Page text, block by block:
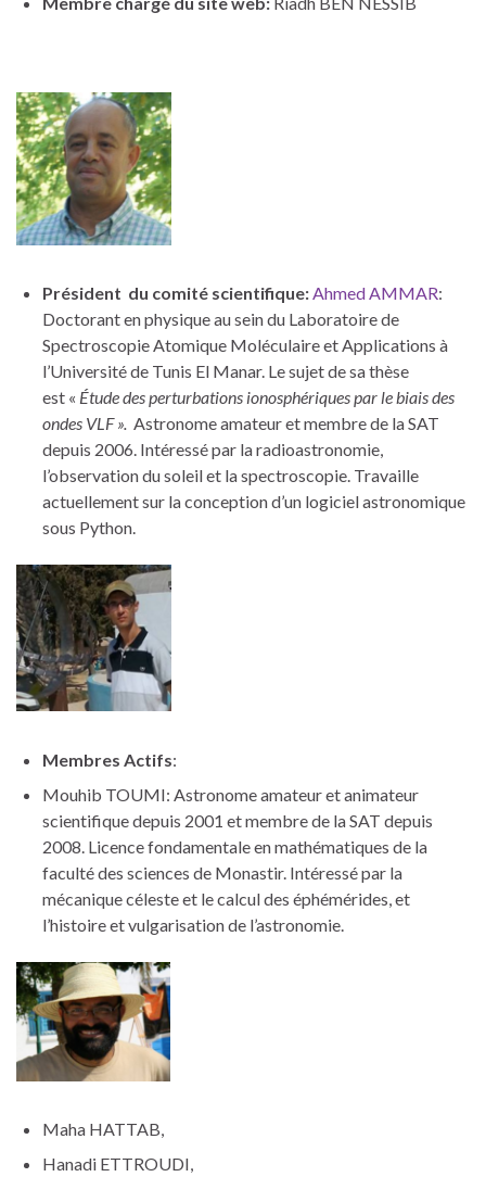
Président du comité scientifique:Ahmed AMMAR:
Doctorant en physique au sein du Laboratoire de
Spectroscopie Atomique Moléculaire et Applications à
l’Université de Tunis El Manar. Le sujet de sa thèse
est « Étude des perturbations ionosphériques par le biais des
ondes VLF ». Astronome amateur et membre de la SAT
depuis 2006. Intéressé par la radioastronomie,
l’observation du soleil et la spectroscopie. Travaille
actuellement sur la conception d’un logiciel astronomique
sous Python.
Membres Actifs:
Mouhib TOUMI: Astronome amateur et animateur
scientifique depuis 2001 et membre de la SAT depuis
2008. Licence fondamentale en mathématiques de la
faculté des sciences de Monastir. Intéressé par la
mécanique céleste et le calcul des éphémérides, et
l’histoire et vulgarisation de l’astronomie.
Maha HATTAB,
Hanadi ETTROUDI,